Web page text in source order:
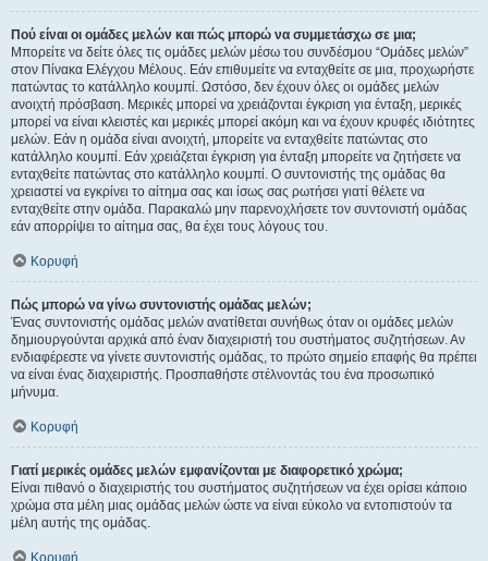
Πού είναι οι ομάδες μελών και πώς μπορώ να συμμετάσχω σε μια;
Μπορείτε να δείτε όλες τις ομάδες μελών μέσω του συνδέσμου “Ομάδες μελών”
στον Πίνακα Ελέγχου Μέλους. Εάν επιθυμείτε να ενταχθείτε σε μια, προχωρήστε
πατώντας το κατάλληλο κουμπί. Ωστόσο, δεν έχουν όλες οι ομάδες μελών
ανοιχτή πρόσβαση. Μερικές μπορεί να χρειάζονται έγκριση για ένταξη, μερικές
μπορεί να είναι κλειστές και μερικές μπορεί ακόμη και να έχουν κρυφές ιδιότητες
μελών. Εάν η ομάδα είναι ανοιχτή, μπορείτε να ενταχθείτε πατώντας στο
κατάλληλο κουμπί. Εάν χρειάζεται έγκριση για ένταξη μπορείτε να ζητήσετε να
ενταχθείτε πατώντας στο κατάλληλο κουμπί. Ο συντονιστής της ομάδας θα
χρειαστεί να εγκρίνει το αίτημα σας και ίσως σας ρωτήσει γιατί θέλετε να
ενταχθείτε στην ομάδα. Παρακαλώ μην παρενοχλήσετε τον συντονιστή ομάδας
εάν απορρίψει το αίτημα σας, θα έχει τους λόγους του.
Κορυφή
Πώς μπορώ να γίνω συντονιστής ομάδας μελών;
Ένας συντονιστής ομάδας μελών ανατίθεται συνήθως όταν οι ομάδες μελών
δημιουργούνται αρχικά από έναν διαχειριστή του συστήματος συζητήσεων. Αν
ενδιαφέρεστε να γίνετε συντονιστής ομάδας, το πρώτο σημείο επαφής θα πρέπει
να είναι ένας διαχειριστής. Προσπαθήστε στέλνοντάς του ένα προσωπικό
μήνυμα.
Κορυφή
Γιατί μερικές ομάδες μελών εμφανίζονται με διαφορετικό χρώμα;
Είναι πιθανό ο διαχειριστής του συστήματος συζητήσεων να έχει ορίσει κάποιο
χρώμα στα μέλη μιας ομάδας μελών ώστε να είναι εύκολο να εντοπιστούν τα
μέλη αυτής της ομάδας.
Κορυφή